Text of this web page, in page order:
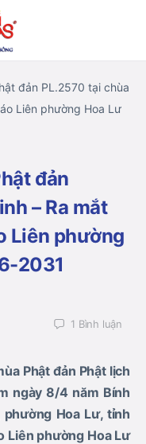
đản PL.2570 tại chùa
Liên phường Hoa Lư
đản
– Ra mắt
Liên phường
2031
1 Bình luận
Phật đản Phật lịch
ngày 8/4 năm Bính
Hoa Lư, tỉnh
Liên phường Hoa Lư